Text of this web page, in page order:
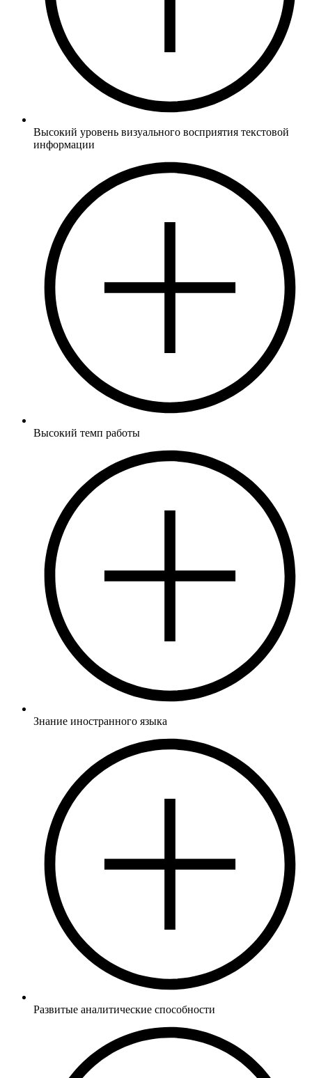
Высокий уровень визуального восприятия текстовой
информации
Высокий темп работы
Знание иностранного языка
Развитые аналитические способности